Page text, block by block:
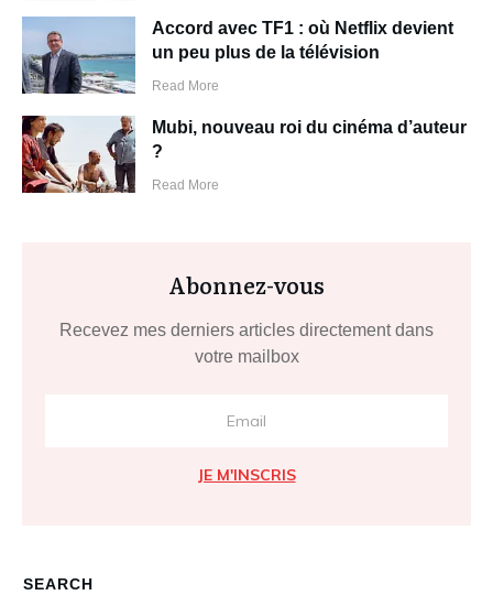
Accord avec TF1 : où Netflix devient
un peu plus de la télévision
Read More
Mubi, nouveau roi du cinéma d’auteur
?
Read More
Abonnez-vous
Recevez mes derniers articles directement dans
votre mailbox
JE M'INSCRIS
SEARCH